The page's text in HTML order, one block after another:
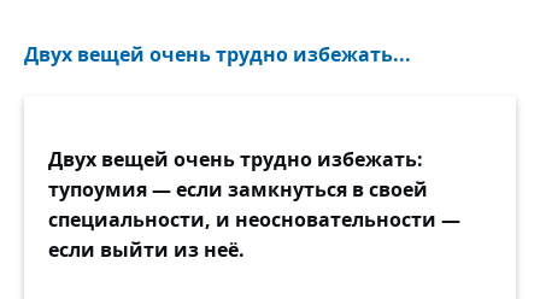
Двух вещей очень трудно избежать...
Двух вещей очень трудно избежать:
тупоумия — если замкнуться в своей
специальности, и неосновательности —
если выйти из неё.